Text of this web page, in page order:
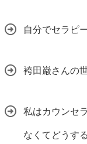
自分でセラピ
袴田巌さんの
私はカウンセ
なくてどうす